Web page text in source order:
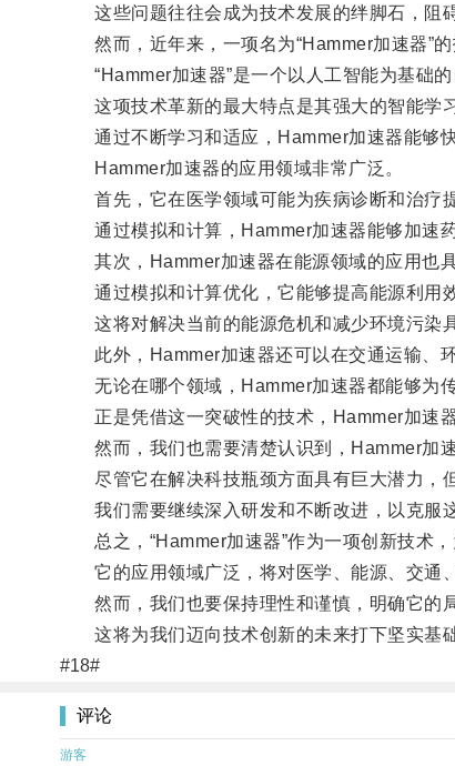
这些问题往往会成为技术发展的绊脚石，阻碍
然而，近年来，一项名为“Hammer加速器”的
“Hammer加速器”是一个以人工智能为基础的
这项技术革新的最大特点是其强大的智能学习
通过不断学习和适应，Hammer加速器能够快
Hammer加速器的应用领域非常广泛。
首先，它在医学领域可能为疾病诊断和治疗提
通过模拟和计算，Hammer加速器能够加速药
其次，Hammer加速器在能源领域的应用也具
通过模拟和计算优化，它能够提高能源利用
这将对解决当前的能源危机和减少环境污染具
此外，Hammer加速器还可以在交通运输、环
无论在哪个领域，Hammer加速器都能够为传
正是凭借这一突破性的技术，Hammer加速器
然而，我们也需要清楚认识到，Hammer加速
尽管它在解决科技瓶颈方面具有巨大潜力，但
我们需要继续深入研发和不断改进，以克服这
总之，“Hammer加速器”作为一项创新技术，
它的应用领域广泛，将对医学、能源、交通、
然而，我们也要保持理性和谨慎，明确它的局
这将为我们迈向技术创新的未来打下坚实基础
#18#
评论
游客